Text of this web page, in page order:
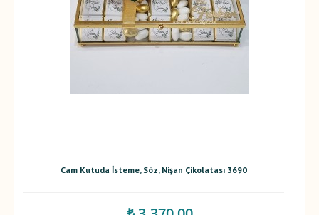
Cam Kutuda İsteme, Söz, Nişan Çikolatası 3690